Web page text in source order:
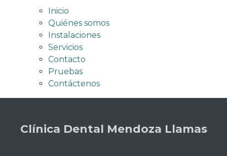
Inicio
Quiénes somos
Instalaciones
Servicios
Contacto
Pruebas
Contáctenos
Clínica Dental Mendoza Llamas